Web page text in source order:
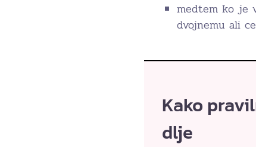
medtem ko je
dvojnemu ali
Kako
dlje